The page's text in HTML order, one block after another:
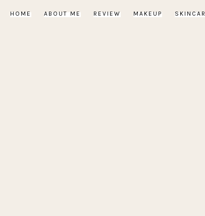
HOME ABOUT ME REVIEW MAKEUP